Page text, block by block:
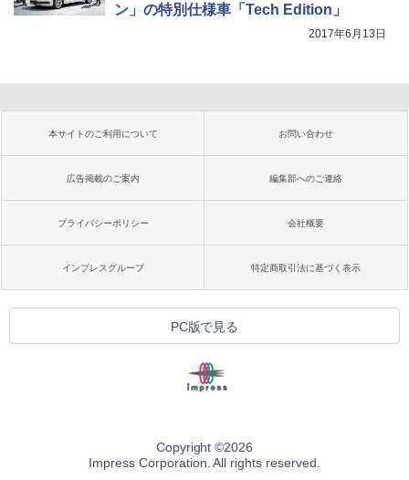
ン」の特別仕様車「Tech Edition」
2017年6月13日
本サイトのご利用について お問い合わせ
広告掲載のご案内 編集部へのご連絡
プライバシーポリシー 会社概要
インプレスグループ 特定商取引法に基づく表示
PC版で見る
Copyright ©2026
Impress Corporation. All rights reserved.